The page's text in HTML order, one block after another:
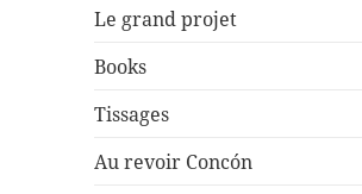
Le grand projet
Books
Tissages
Au revoir Concón